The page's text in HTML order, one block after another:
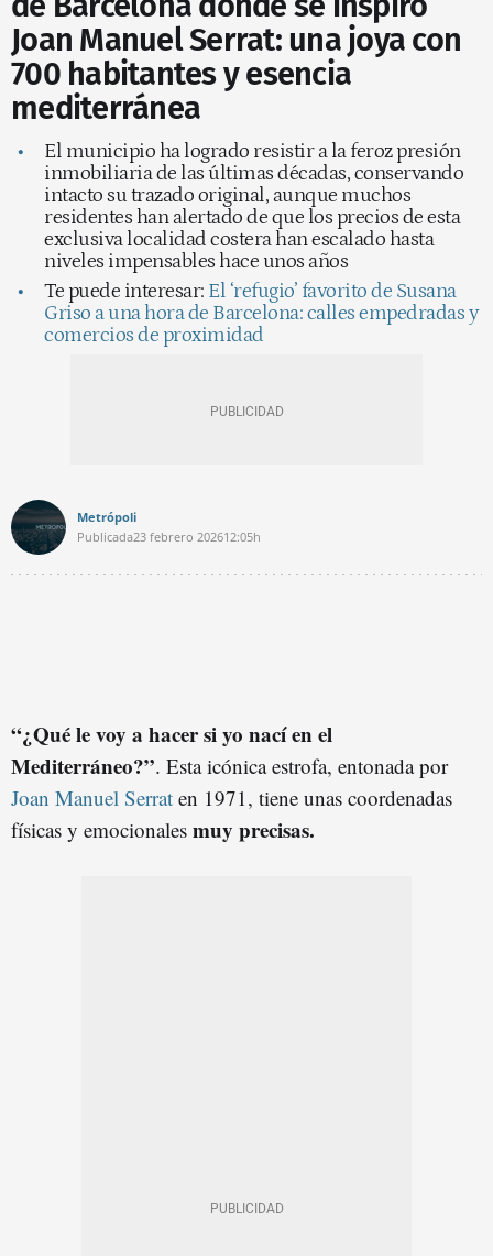
Joan Manuel Serrat: una joya con
700 habitantes y esencia
mediterránea
El municipio ha logrado resistir a la feroz presión
inmobiliaria de las últimas décadas, conservando
intacto su trazado original, aunque muchos
residentes han alertado de que los precios de esta
exclusiva localidad costera han escalado hasta
niveles impensables hace unos años
Te puede interesar: El ‘refugio’ favorito de Susana
Griso a una hora de Barcelona: calles empedradas y
comercios de proximidad
Metrópoli
Publicada23 febrero 202612:05h
“¿Qué le voy a hacer si yo nací en el
Mediterráneo?”. Esta icónica estrofa, entonada por
Joan Manuel Serrat en 1971, tiene unas coordenadas
físicas y emocionales muy precisas.